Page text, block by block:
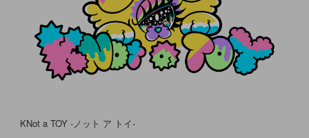
KNot a TOY -ノット ア トイ-